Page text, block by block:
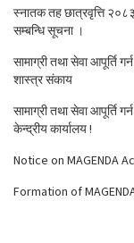
स्नातक तह छात्रवृत्ति
सम्बन्धि सूचना ।
सामाग्री तथा सेवा आपूर्ति
शास्त्र संकाय
सामाग्री तथा सेवा आपूर्ति
केन्द्रीय कार्यालय !
Notice on MAGENDA
Formation of